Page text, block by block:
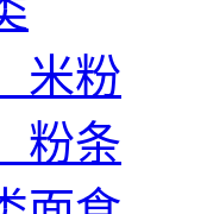
米粉
粉条